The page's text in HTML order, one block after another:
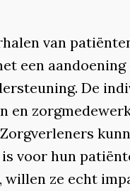
van
een
De
en
voor hun
ze echt